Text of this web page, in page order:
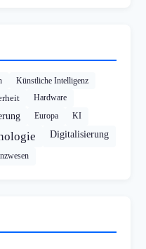
Künstliche Intelligenz
Hardware
Europa
KI
Digitalisierung